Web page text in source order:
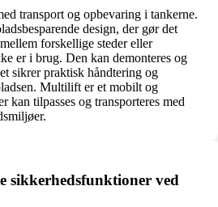
transport og opbevaring i tankerne.
design, der gør det
forskellige steder eller
er i brug. Den kan demonteres og
sikrer praktisk håndtering og
Multilift er et mobilt og
tilpasses og transporteres med
sikkerhedsfunktioner ved